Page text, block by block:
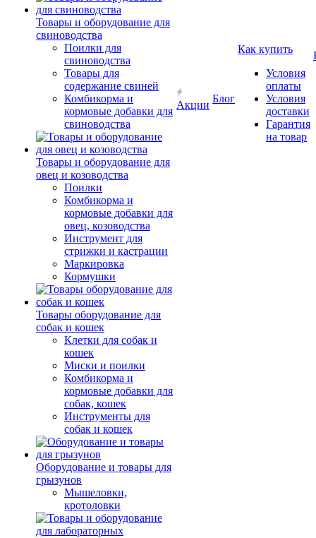
Товары и оборудование для
свиноводства
Поилки для
свиноводства
Товары для
содержание свиней
Комбикорма и
кормовые добавки для
свиноводства
Товары и оборудование для
овец и козоводства
Поилки
Комбикорма и
кормовые добавки для
овец, козоводства
Инструмент для
стрижки и кастрации
Маркировка
Кормушки
Товары оборудование для
собак и кошек
Клетки для собак и
кошек
Миски и поилки
Комбикорма и
кормовые добавки для
собак, кошек
Инструменты для
собак и кошек
Оборудование и товары для
грызунов
Мышеловки,
кротоловки
Акции
Блог
Как купить
Условия
оплаты
Условия
доставки
Гарантия
на товар